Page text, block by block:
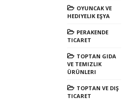
OYUNCAK VE
HEDIYELIK EŞYA
PERAKENDE
TICARET
TOPTAN GIDA
VE TEMIZLIK
ÜRÜNLERI
TOPTAN VE DIŞ
TICARET